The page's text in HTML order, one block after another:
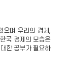
으며 우리의 경제,
국 경제의 모습은
한 공부가 필요하